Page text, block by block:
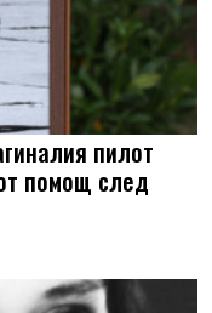
пилот
помощ след